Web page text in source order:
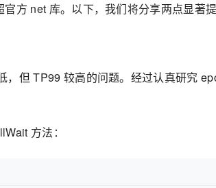
方 net 库。以下，我们将分享两点显著提
但 TP99 较高的问题。经过认真研究
方法：